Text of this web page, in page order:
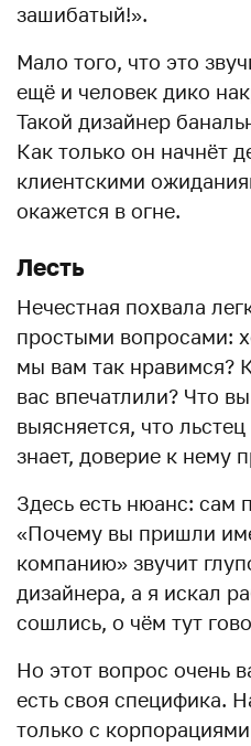
зашибатый!».
Мало того, что это
ещё и человек дико
Такой дизайнер
Как только он начнёт
клиентскими
окажется в огне.
Лесть
Нечестная похвала
простыми вопросами:
мы вам так нравимся?
вас впечатлили? Что
выясняется, что
знает, доверие к нему
Здесь есть нюанс: сам
«Почему вы пришли
компанию» звучит
дизайнера, а я искал
сошлись, о чём тут
Но этот вопрос очень
есть своя специфика.
только с